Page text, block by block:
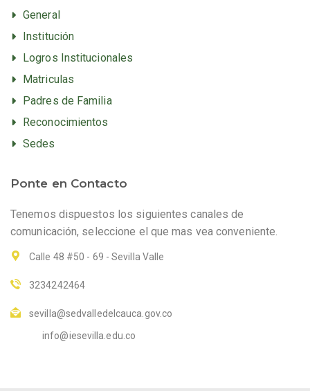
General
Institución
Logros Institucionales
Matriculas
Padres de Familia
Reconocimientos
Sedes
Ponte en Contacto
Tenemos dispuestos los siguientes canales de
comunicación, seleccione el que mas vea conveniente.
Calle 48 #50 - 69 - Sevilla Valle
3234242464
sevilla@sedvalledelcauca.gov.co
info@iesevilla.edu.co